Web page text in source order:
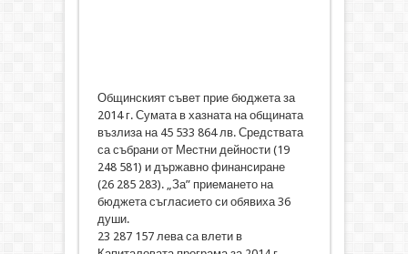
Общинският съвет прие бюджета за
2014 г. Сумата в хазната на общината
възлиза на 45 533 864 лв. Средствата
са събрани от Местни дейности (19
248 581) и държавно финансиране
(26 285 283). „За” приемането на
бюджета съгласието си обявиха 36
души.
23 287 157 лева са влети в